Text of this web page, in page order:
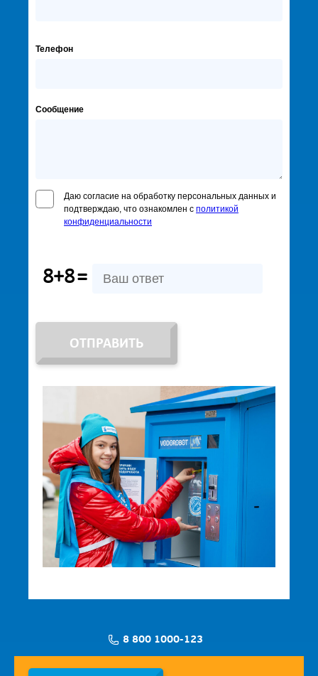
Телефон
Сообщение
Даю согласие на обработку персональных данных и
подтверждаю, что ознакомлен с политикой
конфиденциальности
8+8=
ОТПРАВИТЬ
8 800 1000-123
Заявка на установку